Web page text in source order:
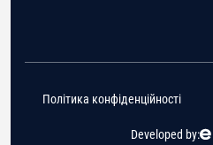
Developed by:
Політика конфіденційності